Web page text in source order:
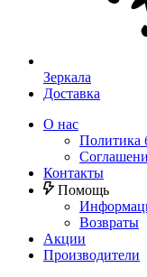
Зеркала
Доставка
О нас
Политика
Контакты
Помощь
Возвраты
Акции
Производители